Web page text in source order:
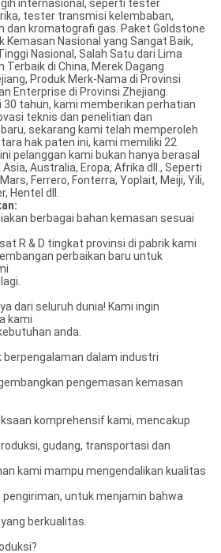
internasional, seperti tester
tester transmisi kelembaban,
dan kromatografi gas. Paket Goldstone
Kemasan Nasional yang Sangat Baik,
Nasional, Salah Satu dari Lima
di China, Merek Dagang
Produk Merk-Nama di Provinsi
Enterprise di Provinsi Zhejiang.
30 tahun, kami memberikan perhatian
teknis dan penelitian dan
sekarang kami telah memperoleh
hak paten ini, kami memiliki 22
pelanggan kami bukan hanya berasal
Australia, Eropa, Afrika dll., Seperti
Ferrero, Fonterra, Yoplait, Meiji, Yili,
Hentel dll.
berbagai bahan kemasan sesuai
R & D tingkat provinsi di pabrik kami
perbaikan baru untuk
dari seluruh dunia! Kami ingin
kami
anda.
dalam industri
pengemasan kemasan
komprehensif kami, mencakup
gudang, transportasi dan
kami mampu mengendalikan kualitas
untuk menjamin bahwa
berkualitas.